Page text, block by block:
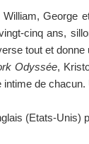
George
cinq ans,
tout et
Odyssée,
de chacun.
(Etats-Unis)